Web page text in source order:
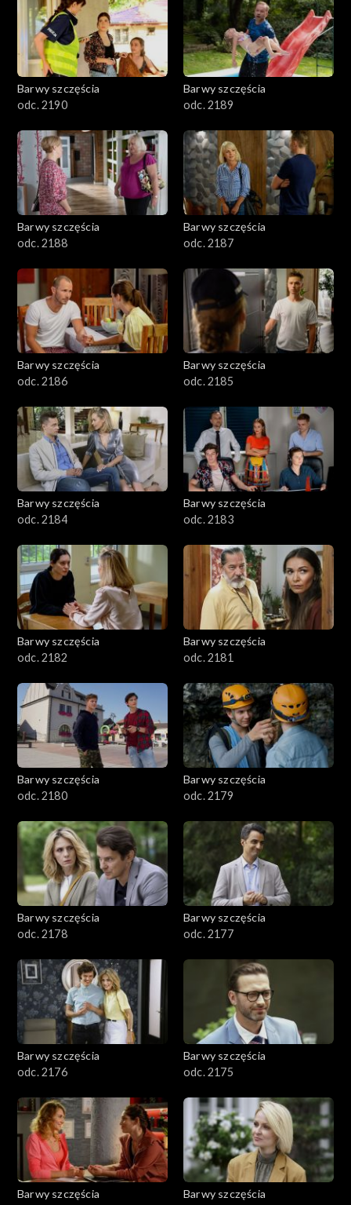
1401–1500
1301–1400
1101–1200
1001–1100
901–1000
801–900
782–800
Barwy szczęścia
odc. 2190
Barwy szczęścia
odc. 2189
Barwy szczęścia
odc. 2188
Barwy szczęścia
odc. 2187
Barwy szczęścia
odc. 2186
Barwy szczęścia
odc. 2185
Barwy szczęścia
odc. 2184
Barwy szczęścia
odc. 2183
Barwy szczęścia
odc. 2182
Barwy szczęścia
odc. 2181
Barwy szczęścia
odc. 2180
Barwy szczęścia
odc. 2179
Barwy szczęścia
odc. 2178
Barwy szczęścia
odc. 2177
Barwy szczęścia
odc. 2176
Barwy szczęścia
odc. 2175
Barwy szczęścia
Barwy szczęścia